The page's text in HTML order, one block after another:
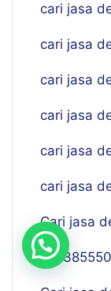
cari jasa
cari jasa
cari jasa
cari jasa
cari jasa
cari jasa
Cari jasa